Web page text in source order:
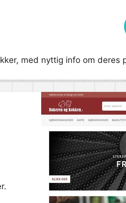
med nyttig info om deres